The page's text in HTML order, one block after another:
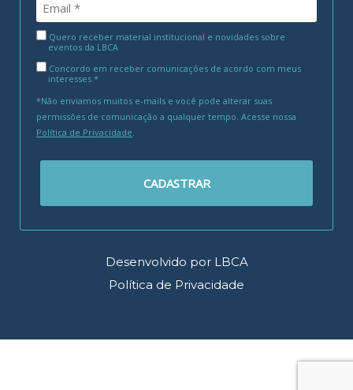
Quero receber material institucional e novidades sobre
eventos da LBCA
Concordo em receber comunicações de acordo com meus
interesses.*
*Não enviamos muitos e-mails e você pode alterar suas
permissões de comunicação a qualquer tempo. Acesse nossa
Política de Privacidade.
CADASTRAR
Desenvolvido por LBCA
Política de Privacidade